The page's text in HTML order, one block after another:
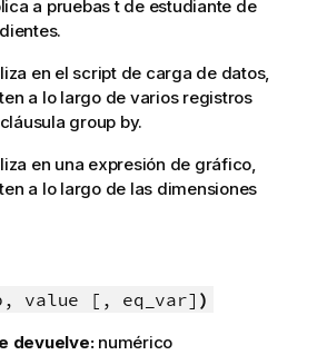
a pruebas t de estudiante de
en el script de carga de datos,
a lo largo de varios registros
group by.
en una expresión de gráfico,
a lo largo de las dimensiones
value [, eq_var] )
devuelve: numérico